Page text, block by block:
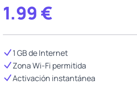
1.99 €
1 GB de Internet
Zona Wi-Fi permitida
Activación instantánea